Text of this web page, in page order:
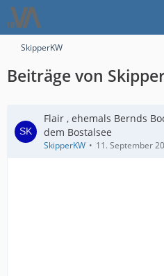
SkipperKW
Beiträge von
Flair , ehemals Bernds
dem Bostalsee
SkipperKW 11. September